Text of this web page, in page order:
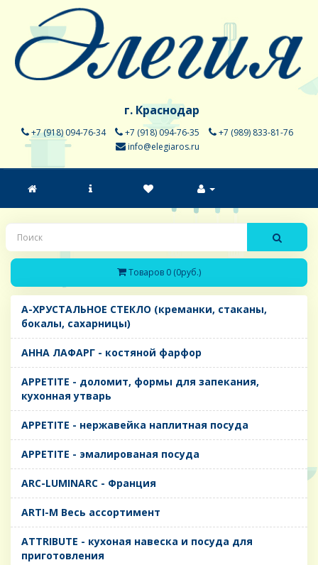
г. Краснодар
+7 (918) 094-76-34 +7 (918) 094-76-35
+7 (989) 833-81-76
info@elegiaros.ru
Товаров 0 (0руб.)
A-ХРУСТАЛЬНОЕ СТЕКЛО (креманки, стаканы,
бокалы, сахарницы)
AHHA ЛАФАРГ - костяной фарфор
APPETITE - доломит, формы для запекания,
кухонная утварь
APPETITE - нержавейка наплитная посуда
APPETITE - эмалированая посуда
ARC-LUMINARC - Франция
ARTI-M Весь ассортимент
ATTRIBUTE - кухоная навеска и посуда для
приготовления